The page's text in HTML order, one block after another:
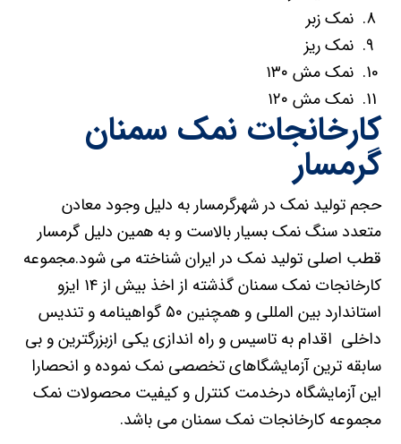
نمک زبر
نمک ریز
نمک مش ۱۳۰
نمک مش ۱۲۰
کارخانجات نمک سمنان
گرمسار
حجم تولید نمک در شهرگرمسار به دلیل وجود معادن
متعدد سنگ نمک بسیار بالاست و به همین دلیل گرمسار
قطب اصلی تولید نمک در ایران شناخته می شود.مجموعه
کارخانجات نمک سمنان گذشته از اخذ بیش از ۱۴ ایزو
استاندارد بین المللی و همچنین ۵۰ گواهینامه و تندیس
داخلی اقدام به تاسیس و راه اندازی یکی ازبزرگترین و بی
سابقه ترین آزمایشگاهای تخصصی نمک نموده و انحصارا
این آزمایشگاه درخدمت کنترل و کیفیت محصولات نمک
مجموعه کارخانجات نمک سمنان می باشد.